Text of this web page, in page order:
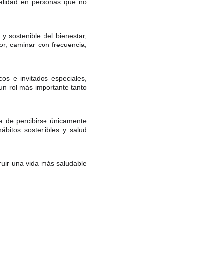
en personas que no
sostenible del bienestar,
caminar con frecuencia,
e invitados especiales,
rol más importante tanto
de percibirse únicamente
sostenibles y salud
una vida más saludable